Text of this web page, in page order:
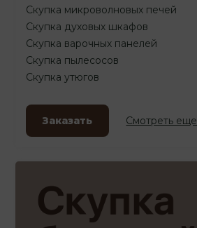
Скупка микроволновых печей
Скупка духовых шкафов
Скупка варочных панелей
Скупка пылесосов
Скупка утюгов
Заказать Смотреть еще